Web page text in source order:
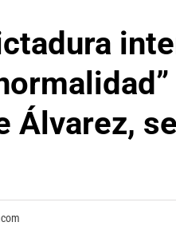
Álvarez,